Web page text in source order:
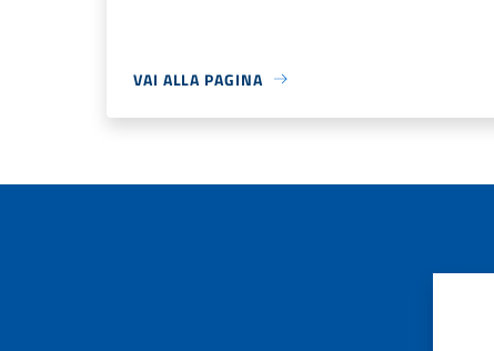
VAI ALLA PAGINA